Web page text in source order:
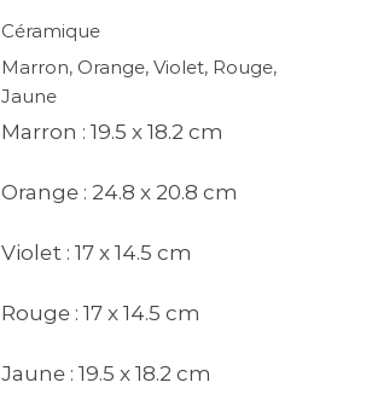
Céramique
Marron, Orange, Violet, Rouge,
Jaune
Marron : 19.5 x 18.2 cm
Orange : 24.8 x 20.8 cm
Violet : 17 x 14.5 cm
Rouge : 17 x 14.5 cm
Jaune : 19.5 x 18.2 cm